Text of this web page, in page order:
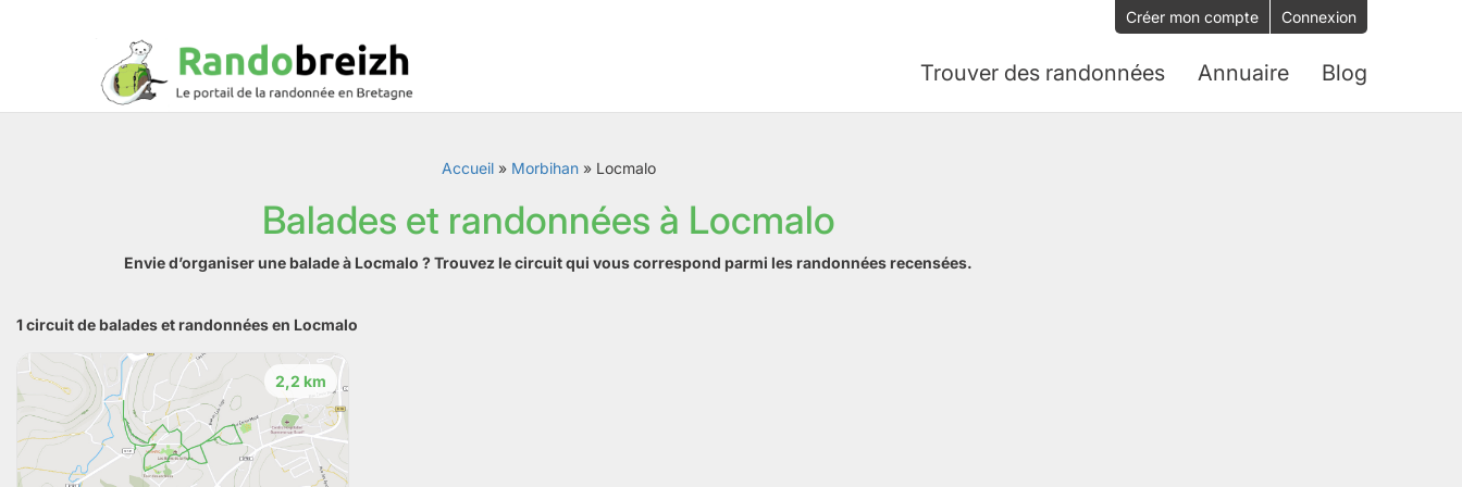
Créer mon compte Connexion
Trouver des randonnées Annuaire Blog
Accueil» Morbihan» Locmalo
Balades et randonnées à Locmalo
Envie d’organiser une balade à Locmalo ? Trouvez le circuit qui vous correspond parmi les randonnées recensées.
1 circuit de balades et randonnées en Locmalo
2,2 km